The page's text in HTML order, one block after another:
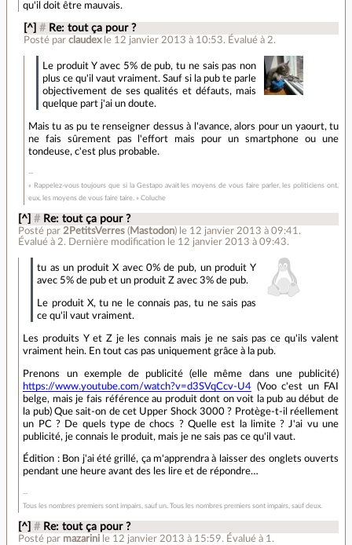
qu'il doit être mauvais.
[^] # Re: tout ça pour ?
Posté par claudex le 12 janvier 2013 à 10:53. Évalué à 2.
Le produit Y avec 5% de pub, tu ne sais pas non
plus ce qu'il vaut vraiment. Sauf si la pub te parle
objectivement de ses qualités et défauts, mais
quelque part j'ai un doute.
Mais tu as pu te renseigner dessus à l'avance, alors pour un yaourt, tu
ne fais sûrement pas l'effort mais pour un smartphone ou une
tondeuse, c'est plus probable.
« Rappelez-vous toujours que si la Gestapo avait les moyens de vous faire parler, les politiciens ont,
eux, les moyens de vous faire taire. » Coluche
[^] # Re: tout ça pour ?
Posté par2PetitsVerres ( Mastodon) le 12 janvier 2013 à 09:41.
Évalué à2. Dernière modification le 12 janvier 2013 à 09:43.
tu as un produit X avec 0% de pub, un produit Y
avec 5% de pub et un produit Z avec 3% de pub.
Le produit X, tu ne le connais pas, tu ne sais pas
ce qu'il vaut vraiment.
Les produits Y et Z je les connais mais je ne sais pas ce qu'ils valent
vraiment hein. En tout cas pas uniquement grâce à la pub.
Prenons un exemple de publicité (elle même dans une publicité)
https://www.youtube.com/watch?v=d3SVqCcv-U4
(Voo c'est un FAI
belge, mais je fais référence au produit dont on voit la pub au début de
la pub) Que sait-on de cet Upper Shock 3000 ? Protège-t-il réellement
un PC ? De quels type de chocs ? Quelle est la limite ? J'ai vu une
publicité, je connais le produit, mais je ne sais pas ce qu'il vaut.
Édition : Bon j'ai été grillé, ça m'apprendra à laisser des onglets ouverts
pendant une heure avant des les lire et de répondre…
Tous les nombres premiers sont impairs, sauf un. Tous les nombres premiers sont impairs, sauf deux.
[^] # Re: tout ça pour ?
Posté par mazarini le 12 janvier 2013 à 15:59. Évalué à 1 .